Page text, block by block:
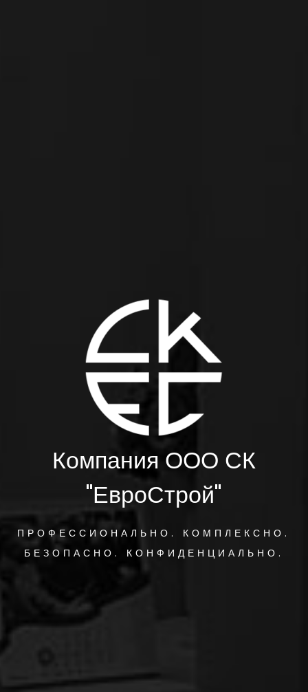
Компания ООО СК
"ЕвроСтрой"
ПРОФЕССИОНАЛЬНО. КОМПЛЕКСНО.
БЕЗОПАСНО. КОНФИДЕНЦИАЛЬНО.